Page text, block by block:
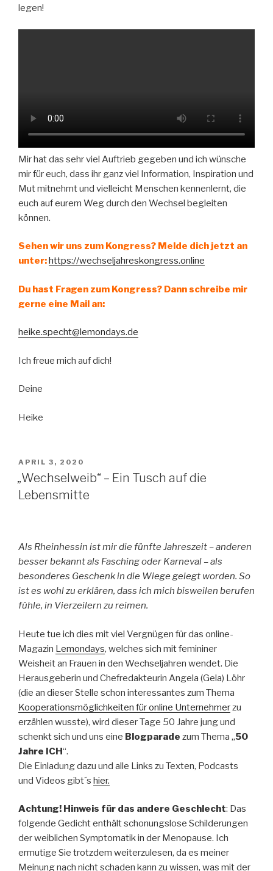
legen!
Mir hat das sehr viel Auftrieb gegeben und ich wünsche
mir für euch, dass ihr ganz viel Information, Inspiration und
Mut mitnehmt und vielleicht Menschen kennenlernt, die
euch auf eurem Weg durch den Wechsel begleiten
können.
Sehen wir uns zum Kongress? Melde dich jetzt an
unter: https://wechseljahreskongress.online
Du hast Fragen zum Kongress? Dann schreibe mir
gerne eine Mail an:
heike.specht@lemondays.de
Ich freue mich auf dich!
Deine
Heike
VERÖFFENTLICHT
AM
APRIL 3, 2020
„Wechselweib“ – Ein Tusch auf die
Lebensmitte
Als Rheinhessin ist mir die fünfte Jahreszeit – anderen
besser bekannt als Fasching oder Karneval – als
besonderes Geschenk in die Wiege gelegt worden. So
ist es wohl zu erklären, dass ich mich bisweilen berufen
fühle, in Vierzeilern zu reimen.
Heute tue ich dies mit viel Vergnügen für das online-
Magazin Lemondays, welches sich mit femininer
Weisheit an Frauen in den Wechseljahren wendet. Die
Herausgeberin und Chefredakteurin Angela (Gela) Löhr
(die an dieser Stelle schon interessantes zum Thema
Kooperationsmöglichkeiten für online Unternehmerzu
erzählen wusste), wird dieser Tage 50 Jahre jung und
schenkt sich und uns eine Blogparade zum Thema „50
Jahre ICH“.
Die Einladung dazu und alle Links zu Texten, Podcasts
und Videos gibt´s hier.
Achtung! Hinweis für das andere Geschlecht: Das
folgende Gedicht enthält schonungslose Schilderungen
der weiblichen Symptomatik in der Menopause. Ich
ermutige Sie trotzdem weiterzulesen, da es meiner
Meinung nach nicht schaden kann zu wissen, was mit der